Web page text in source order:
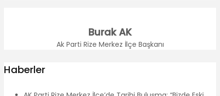
Burak AK
Ak Parti Rize Merkez İlçe Başkanı
Haberler